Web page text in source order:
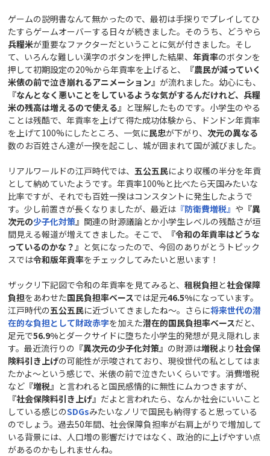
ゲームの説明書なんて無かったので、最初は手探りでプレイしてひ
たすらゲームオーバーする日々が続きました。そのうち、どうやら
兵糧米が重要なファクターだということに気が付きました。そし
て、いろんな難しい漢字のボタンを押した結果、年貢率のボタンを
押して初期設定の20%から年貢率を上げると、
『農民が減っていく
米俵の前で泣き崩れるアニメーション』が流れました。幼心にも、
『なんとなく悪いことをしているような気がするんだけれど、兵糧
米の残高は増えるので使える』 と理解したものです。小学生のやる
ことは残酷で、年貢率を上げて得た成功体験から、ドンドン年貢率
を上げて100%にしたところ、一気に民忠が下がり、 次元の異なる
数のお百姓さん達が一揆を起こし、城が囲まれて国が滅びました。
リアルワールドの江戸時代では、 五公五民により収穫の半分を年貢
として納めていたようです。年貢率100%と比べたら天国みたいな
比率ですが、それでも百姓一揆はコンスタントに発生したようで
す。少し前置きが長くなりましたが、最近は 『防衛費増税』 や 『異
次元の少子化対策』 関連の財源議論とか小学生レベルの残酷さが垣
間見える報道が増えてきました。そこで、
『令和の年貢率はどうな
っているのかな？』 と気になったので、今回のありがとうトピック
スでは令和版年貢率をチェックしてみたいと思います！
ザックリ下記図で令和の年貢率を見てみると、租税負担と社会保障
負担をあわせた国民負担率ベースでは足元46.5%になっています。
江戸時代の五公五民に近づいてきましたね～。さらに将来世代の潜
在的な負担として財政赤字を加えた潜在的国民負担率ベースだと、
足元で56.9%とダークサイドに堕ちた小学生的発想が見え隠れしま
す。最近流行りの 『異次元の少子化対策』 の財源は増税より社会保
険料引き上げの可能性が示唆されており、現役世代の私としてはま
たかよ～という感じで、米俵の前で泣きたいくらいです。消費増税
など 『増税』 と言われると国民感情的に無性にムカつきますが、
『社会保険料引き上げ』 だよと言われたら、なんか社会にいいこと
している感じのSDGsみたいなノリで国民も納得すると思っている
のでしょう。過去50年間、社会保障負担率が右肩上がりで増加して
いる背景には、人口増の影響だけではなく、政治的に上げやすい点
があるのかもしれませんね。